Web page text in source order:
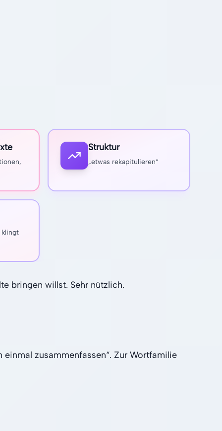
Struktur
„etwas rekapitulieren“
klingt
bringen willst. Sehr nützlich.
einmal zusammenfassen“. Zur Wortfamilie